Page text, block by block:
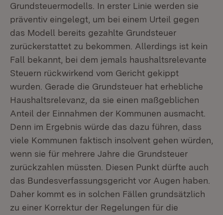
Grundsteuermodells. In erster Linie werden sie
präventiv eingelegt, um bei einem Urteil gegen
das Modell bereits gezahlte Grundsteuer
zurückerstattet zu bekommen. Allerdings ist kein
Fall bekannt, bei dem jemals haushaltsrelevante
Steuern rückwirkend vom Gericht gekippt
wurden. Gerade die Grundsteuer hat erhebliche
Haushaltsrelevanz, da sie einen maßgeblichen
Anteil der Einnahmen der Kommunen ausmacht.
Denn im Ergebnis würde das dazu führen, dass
viele Kommunen faktisch insolvent gehen würden,
wenn sie für mehrere Jahre die Grundsteuer
zurückzahlen müssten. Diesen Punkt dürfte auch
das Bundesverfassungsgericht vor Augen haben.
Daher kommt es in solchen Fällen grundsätzlich
zu einer Korrektur der Regelungen für die